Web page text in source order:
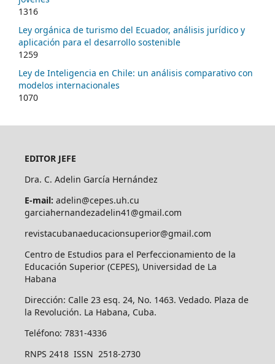
1316
Ley orgánica de turismo del Ecuador, análisis jurídico y
aplicación para el desarrollo sostenible
1259
Ley de Inteligencia en Chile: un análisis comparativo con
modelos internacionales
1070
EDITOR JEFE
Dra. C. Adelin García Hernández
E-mail: adelin@cepes.uh.cu
garciahernandezadelin41@gmail.com
revistacubanaeducacionsuperior@gmail.com
Centro de Estudios para el Perfeccionamiento de la
Educación Superior (CEPES), Universidad de La
Habana
Dirección: Calle 23 esq. 24, No. 1463. Vedado. Plaza de
la Revolución. La Habana, Cuba.
Teléfono: 7831-4336
RNPS 2418 ISSN 2518-2730